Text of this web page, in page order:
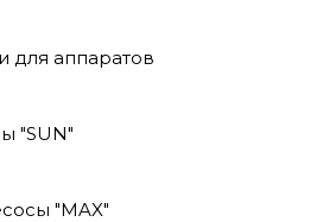
для аппаратов
"SUN"
"MAX"